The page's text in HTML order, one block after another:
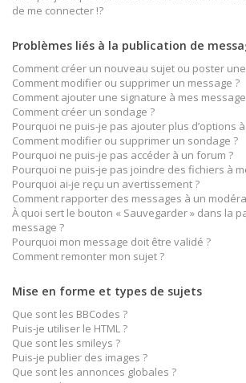
de me connecter !?
Problèmes liés à la publication de
Comment créer un nouveau sujet ou poster
Comment modifier ou supprimer un message ?
Comment ajouter une signature à mes
Comment créer un sondage ?
Pourquoi ne puis-je pas ajouter plus d’options
Comment modifier ou supprimer un sondage ?
Pourquoi ne puis-je pas accéder à un forum ?
Pourquoi ne puis-je pas joindre des fichiers à
Pourquoi ai-je reçu un avertissement ?
Comment rapporter des messages à un
À quoi sert le bouton « Sauvegarder » dans la
message ?
Pourquoi mon message doit être validé ?
Comment remonter mon sujet ?
Mise en forme et types de sujets
Que sont les BBCodes ?
Puis-je utiliser le HTML ?
Que sont les smileys ?
Puis-je publier des images ?
Que sont les annonces globales ?